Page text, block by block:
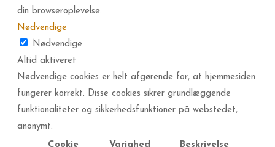
din browseroplevelse.
Nødvendige
Nødvendige
Altid aktiveret
Nødvendige cookies er helt afgørende for, at hjemmesiden
fungerer korrekt. Disse cookies sikrer grundlæggende
funktionaliteter og sikkerhedsfunktioner på webstedet,
anonymt.
Cookie
Varighed Beskrivelse